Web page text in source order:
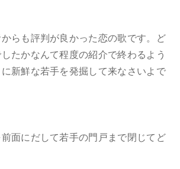
らも評判が良かった恋の歌です。ど
たかなんて程度の紹介で終わるよう
新鮮な若手を発掘して来なさいよで
面にだして若手の門戸まで閉じてど